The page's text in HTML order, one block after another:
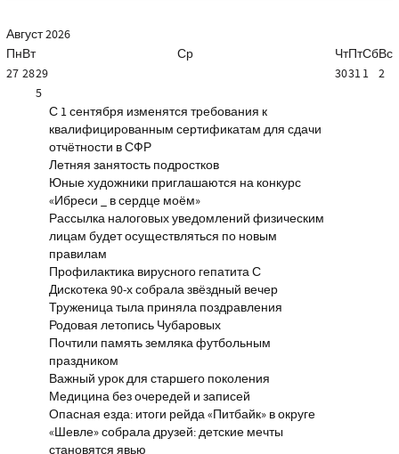
Август2026
ПнВт Ср ЧтПтСбВс
27 2829 30311 2
5
С 1 сентября изменятся требования к
квалифицированным сертификатам для сдачи
отчётности в СФР
Летняя занятость подростков
Юные художники приглашаются на конкурс
«Ибреси _ в сердце моём»
Рассылка налоговых уведомлений физическим
лицам будет осуществляться по новым
правилам
Профилактика вирусного гепатита С
Дискотека 90-х собрала звёздный вечер
Труженица тыла приняла поздравления
Родовая летопись Чубаровых
Почтили память земляка футбольным
праздником
Важный урок для старшего поколения
Медицина без очередей и записей
Опасная езда: итоги рейда «Питбайк» в округе
«Шевле» собрала друзей: детские мечты
становятся явью